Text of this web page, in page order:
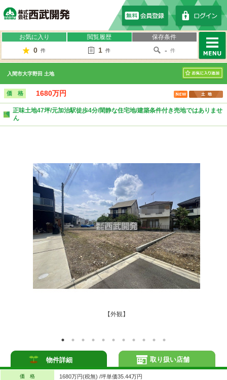
お気に入り
0 件
閲覧履歴
1 件
保存条件
- 件
MENU
入間市大字野田 土地
お気に入り
価 格 1680万円
正味土地47坪/元加治駅徒歩4分/閑静な住宅地/建築条件付き売地ではありませ
ん
【外観】
物件詳細
価 格 1680万円(税無) /坪単価35.44万円
取り扱い店舗